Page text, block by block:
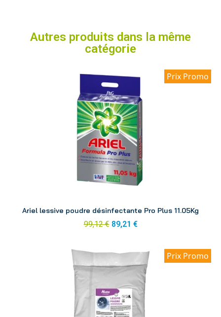
Autres produits dans la même
catégorie
Prix Promo
Ariel lessive poudre désinfectante Pro Plus 11.05Kg
99,12 € 89,21 €
Prix Promo